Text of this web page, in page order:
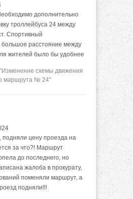
дополнительно
троллейбуса 24 между
Спортивный
большое расстояние между
жителей было бы удобнее
"Изменение схемы движения
маршрута № 24"
подняли цену проезда на
за что?! Маршрут
до последнего, но
жалоба в прокурату,
поменяли маршрут, а
подняли!!!